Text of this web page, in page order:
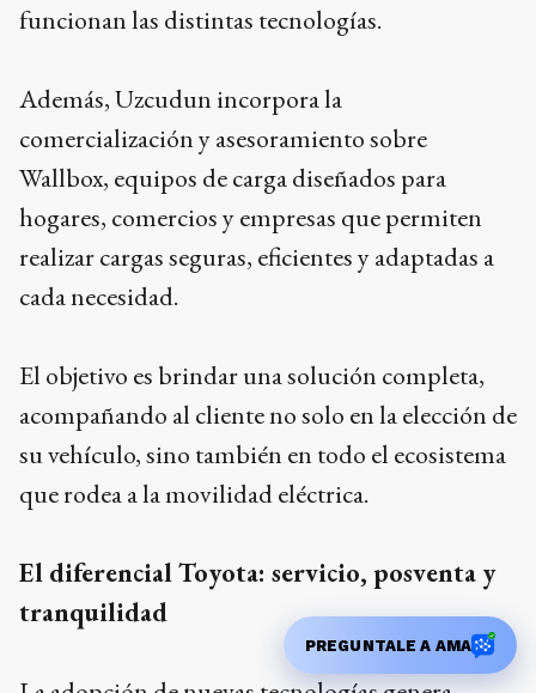
funcionan las distintas tecnologías.
Además, Uzcudun incorpora la
comercialización y asesoramiento sobre
Wallbox, equipos de carga diseñados para
hogares, comercios y empresas que permiten
realizar cargas seguras, eficientes y adaptadas a
cada necesidad.
El objetivo es brindar una solución completa,
acompañando al cliente no solo en la elección de
su vehículo, sino también en todo el ecosistema
que rodea a la movilidad eléctrica.
El diferencial Toyota: servicio, posventa y
tranquilidad
PREGUNTALE A AMA